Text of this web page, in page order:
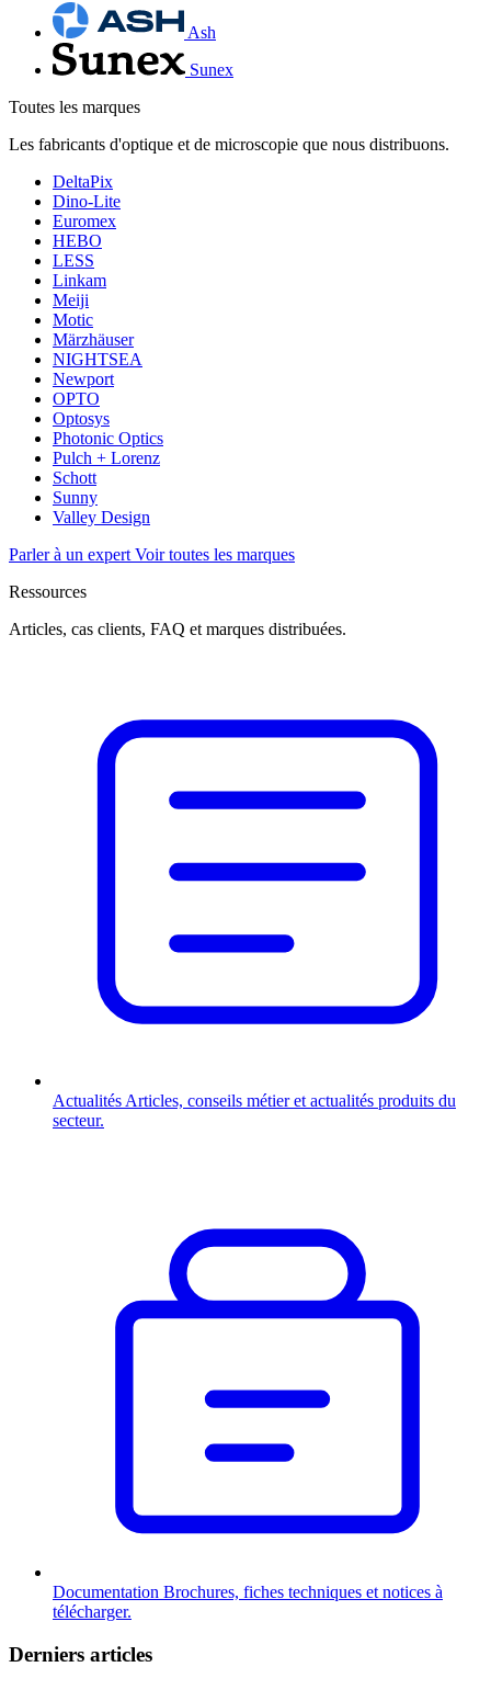
Ash
Sunex
Toutes les marques
Les fabricants d'optique et de microscopie que nous distribuons.
DeltaPix
Dino-Lite
Euromex
HEBO
LESS
Linkam
Meiji
Motic
Märzhäuser
NIGHTSEA
Newport
OPTO
Optosys
Photonic Optics
Pulch + Lorenz
Schott
Sunny
Valley Design
Parler à un expert Voir toutes les marques
Ressources
Articles, cas clients, FAQ et marques distribuées.
Actualités Articles, conseils métier et actualités produits du
secteur.
Documentation Brochures, fiches techniques et notices à
télécharger.
Derniers articles